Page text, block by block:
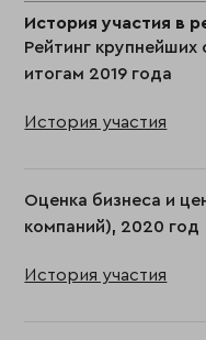
История участия в
Рейтинг крупнейших
итогам 2019 года
История участия
Оценка бизнеса и
компаний), 2020 год
История участия